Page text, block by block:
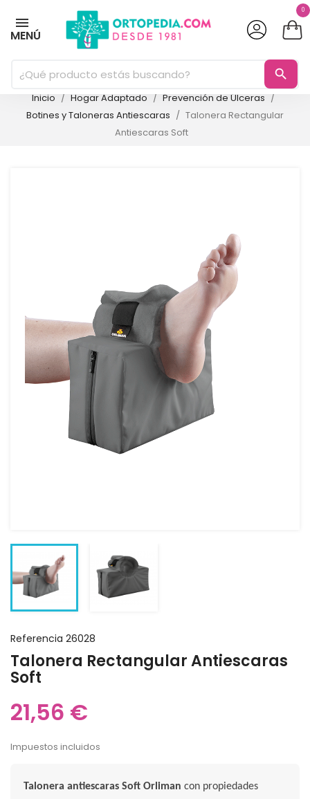
MENÚ
0
search
Inicio Hogar Adaptado
Prevención de Úlceras
Botines y Taloneras Antiescaras
Talonera Rectangular
Antiescaras Soft
Referencia 26028
Talonera Rectangular Antiescaras
Soft
21,56 €
Impuestos incluidos
Talonera antiescaras Soft Orlimancon propiedades